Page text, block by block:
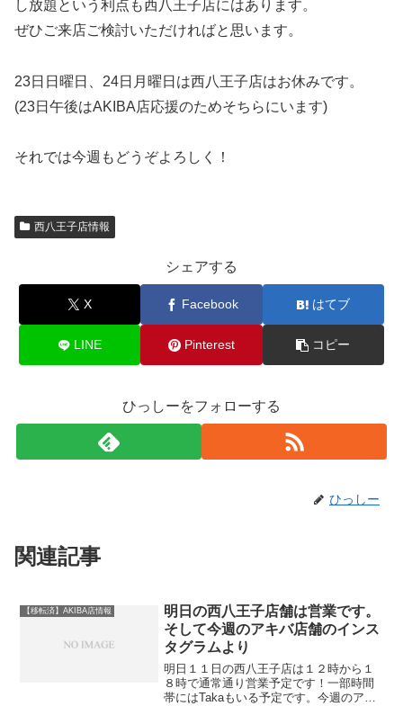
し放題という利点も西八王子店にはあります。
ぜひご来店ご検討いただければと思います。
23日日曜日、24日月曜日は西八王子店はお休みです。
(23日午後はAKIBA店応援のためそちらにいます)
それでは今週もどうぞよろしく！
西八王子店情報
シェアする
X Facebook はてブ
LINE Pinterest コピー
ひっしーをフォローする
ひっしー
関連記事
【移転済】AKIBA店情報
明日の西八王子店舗は営業です。
そして今週のアキバ店舗のインス
タグラムより
明日１１日の西八王子店は１２時から１
８時で通常通り営業予定です！一部時間
帯にはTakaもいる予定です。今週のアキ